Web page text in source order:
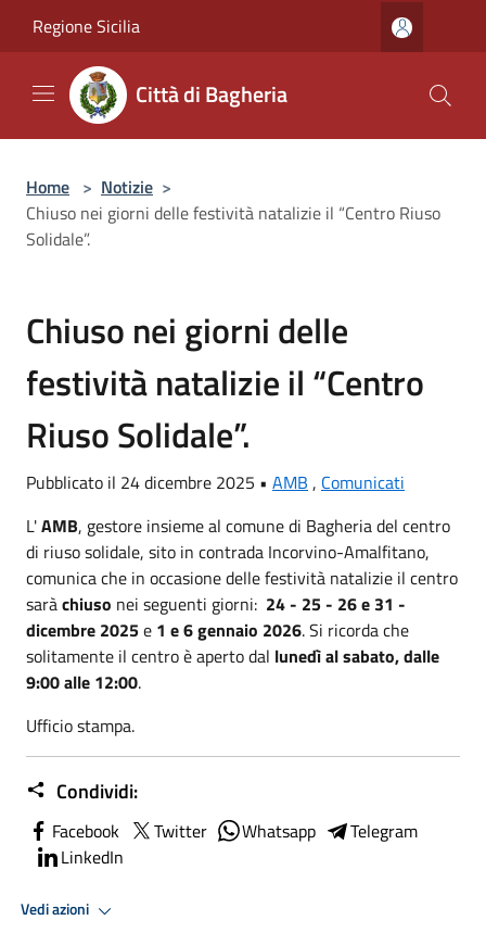
Regione Sicilia
Città di Bagheria
Home > Notizie >
Chiuso nei giorni delle festività natalizie il “Centro Riuso
Solidale”.
Chiuso nei giorni delle
festività natalizie il “Centro
Riuso Solidale”.
Pubblicato il 24 dicembre 2025 • AMB , Comunicati
L'AMB, gestore insieme al comune di Bagheria del centro
di riuso solidale, sito in contrada Incorvino-Amalfitano,
comunica che in occasione delle festività natalizie il centro
saràchiuso nei seguenti giorni: 24 - 25 - 26 e 31 -
dicembre 2025e 1 e 6 gennaio 2026. Si ricorda che
solitamente il centro è aperto dal lunedì al sabato, dalle
9:00 alle 12:00.
Ufficio stampa.
Condividi:
Facebook Twitter Whatsapp
Telegram
LinkedIn
Vedi azioni